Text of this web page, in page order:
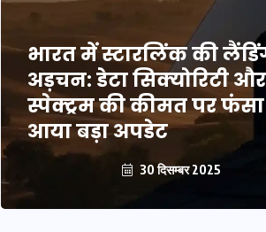
भारत में स्टारलिंक की
अड़चन: डेटा सिक्योरिटी और
स्पेक्ट्रम की कीमत पर
आया बड़ा अपडेट
30 दिसम्बर 2025